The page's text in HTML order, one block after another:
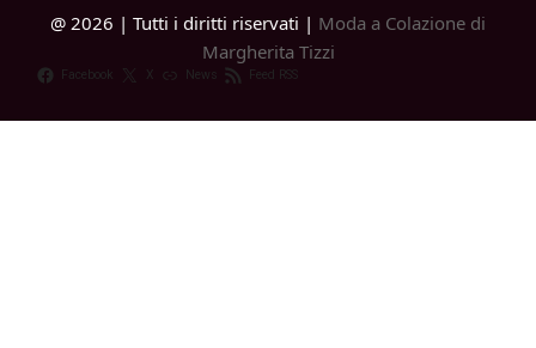
@ 2026 | Tutti i diritti riservati | Moda a Colazione di
Margherita Tizzi
Facebook X News Feed RSS